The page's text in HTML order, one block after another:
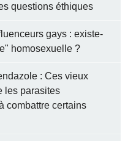
questions éthiques
gays : existe-
homosexuelle ?
: Ces vieux
les parasites
combattre certains